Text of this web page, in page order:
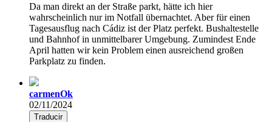
Da man direkt an der Straße parkt, hätte ich hier
wahrscheinlich nur im Notfall übernachtet. Aber für einen
Tagesausflug nach Cádiz ist der Platz perfekt. Bushaltestelle
und Bahnhof in unmittelbarer Umgebung. Zumindest Ende
April hatten wir kein Problem einen ausreichend großen
Parkplatz zu finden.
carmenOk
02/11/2024
Traducir